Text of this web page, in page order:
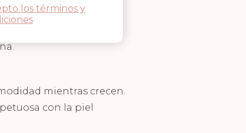
de 1 a 4 años.
una textura
mientras crecen.
con la piel
los términos y